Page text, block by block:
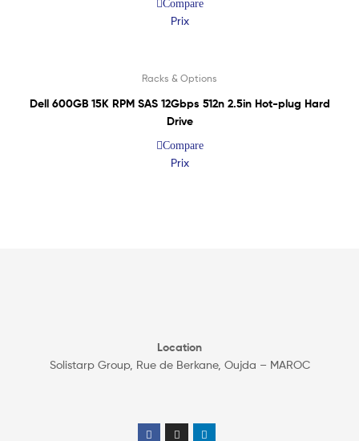
Compare
Prix
Racks & Options
Dell 600GB 15K RPM SAS 12Gbps 512n 2.5in Hot-plug Hard
Drive
Compare
Prix
Location
Solistarp Group, Rue de Berkane, Oujda – MAROC